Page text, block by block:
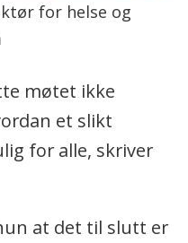
for helse og
møtet ikke
et slikt
for alle, skriver
at det til slutt er